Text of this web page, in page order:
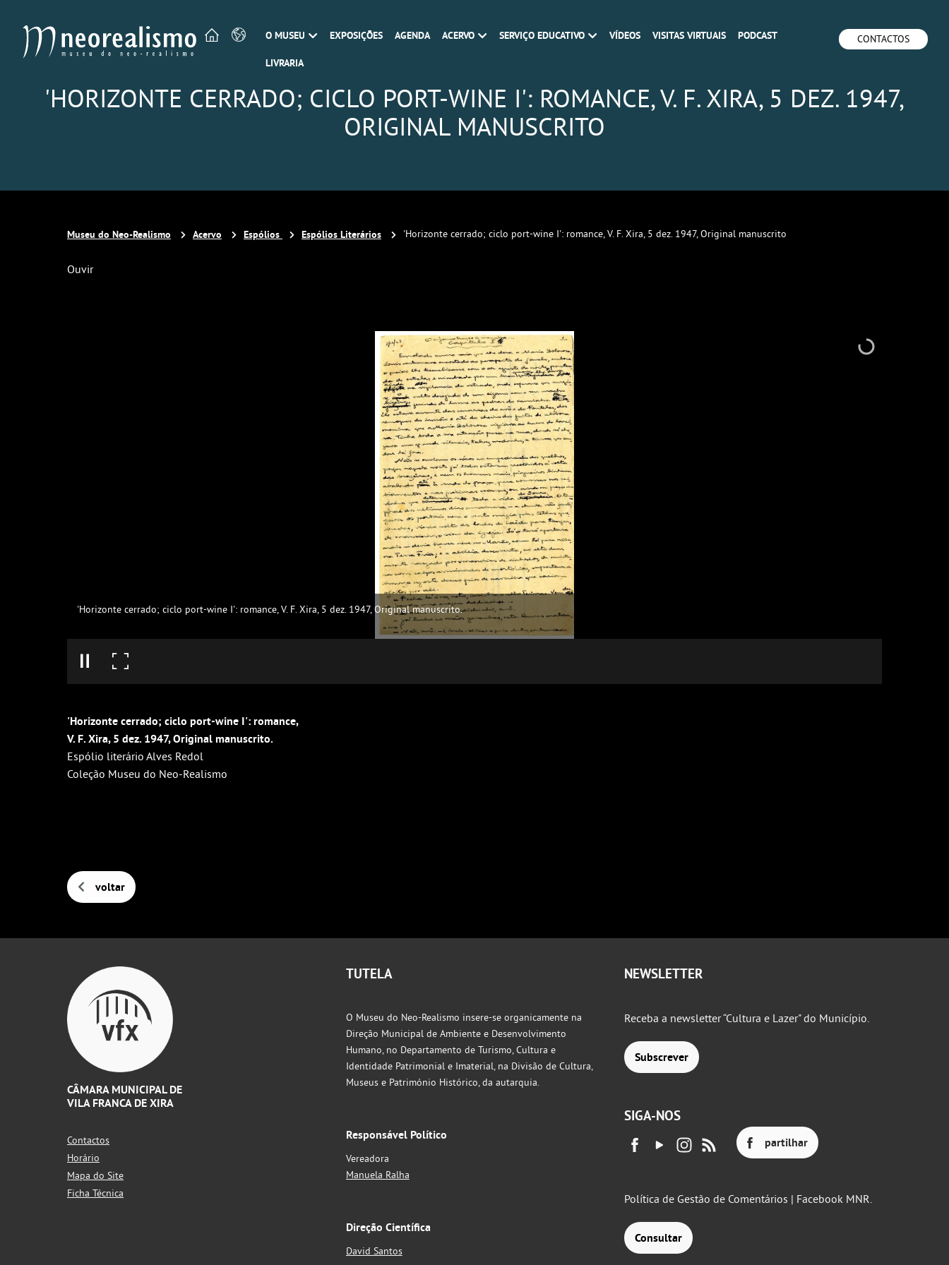
O MUSEU EXPOSIÇÕES AGENDA ACERVO SERVIÇO EDUCATIVO VÍDEOS VISITAS VIRTUAIS PODCAST
LIVRARIA
CONTACTOS
'HORIZONTE CERRADO; CICLO PORT-WINE I': ROMANCE, V. F. XIRA, 5 DEZ. 1947,
ORIGINAL MANUSCRITO
Museu do Neo-Realismo Acervo Espólios Espólios Literários 'Horizonte cerrado; ciclo port-wine I': romance, V. F. Xira, 5 dez. 1947, Original manuscrito
Ouvir
'Horizonte cerrado; ciclo port-wine I': romance, V. F. Xira, 5 dez. 1947, Original manuscrito.
'Horizonte cerrado; ciclo port-wine I': romance,
V. F. Xira, 5 dez. 1947, Original manuscrito.
Espólio literário Alves Redol
Coleção Museu do Neo-Realismo
voltar
CÂMARA MUNICIPAL DE
VILA FRANCA DE XIRA
Contactos
Horário
Mapa do Site
Ficha Técnica
TUTELA
O Museu do Neo-Realismo insere-se organicamente na
Direção Municipal de Ambiente e Desenvolvimento
Humano, no Departamento de Turismo, Cultura e
Identidade Patrimonial e Imaterial, na Divisão de Cultura,
Museus e Património Histórico, da autarquia.
Responsável Político
Vereadora
Manuela Ralha
Direção Científica
David Santos
NEWSLETTER
Receba a newsletter “Cultura e Lazer" do Município.
Subscrever
SIGA-NOS
partilhar
Política de Gestão de Comentários | Facebook MNR.
Consultar